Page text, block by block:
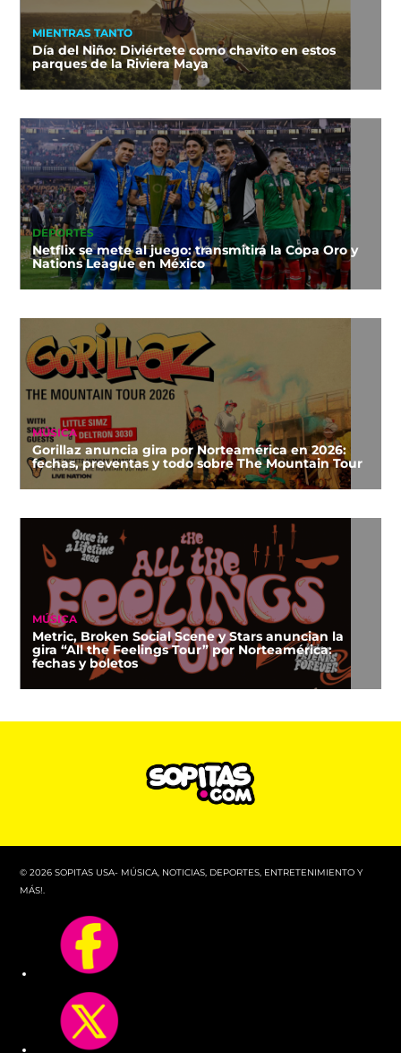
MIENTRAS TANTO
Día del Niño: Diviértete como chavito en estos
parques de la Riviera Maya
DEPORTES
Netflix se mete al juego: transmitirá la Copa Oro y
Nations League en México
MÚSICA
Gorillaz anuncia gira por Norteamérica en 2026:
fechas, preventas y todo sobre The Mountain Tour
MÚSICA
Metric, Broken Social Scene y Stars anuncian la
gira “All the Feelings Tour” por Norteamérica:
fechas y boletos
© 2026 SOPITAS USA- MÚSICA, NOTICIAS, DEPORTES, ENTRETENIMIENTO Y
MÁS!.